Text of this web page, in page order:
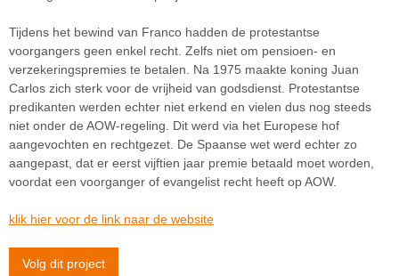
Tijdens het bewind van Franco hadden de protestantse
voorgangers geen enkel recht. Zelfs niet om pensioen- en
verzekeringspremies te betalen. Na 1975 maakte koning Juan
Carlos zich sterk voor de vrijheid van godsdienst. Protestantse
predikanten werden echter niet erkend en vielen dus nog steeds
niet onder de AOW-regeling. Dit werd via het Europese hof
aangevochten en rechtgezet. De Spaanse wet werd echter zo
aangepast, dat er eerst vijftien jaar premie betaald moet worden,
voordat een voorganger of evangelist recht heeft op AOW.
klik hier voor de link naar de website
Volg dit project